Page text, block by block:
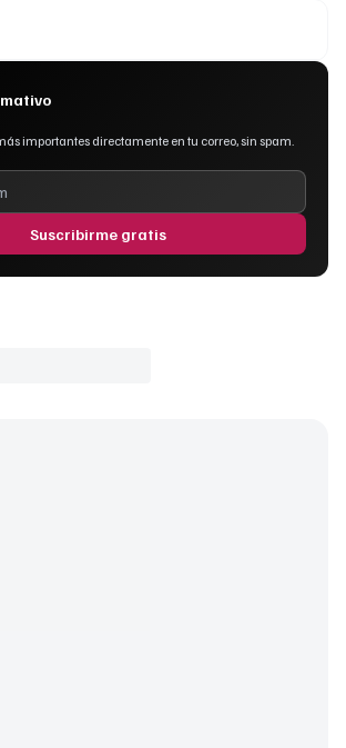
importantes directamente en tu correo, sin spam.
Suscribirme gratis